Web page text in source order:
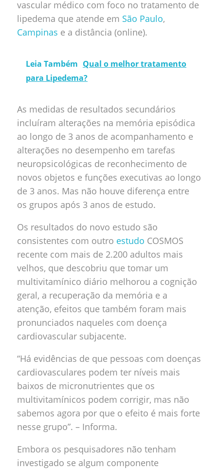
vascular médico com foco no tratamento de
lipedema que atende em São Paulo,
Campinas e a distância (online).
Leia Também Qual o melhor tratamento
para Lipedema?
As medidas de resultados secundários
incluíram alterações na memória episódica
ao longo de 3 anos de acompanhamento e
alterações no desempenho em tarefas
neuropsicológicas de reconhecimento de
novos objetos e funções executivas ao longo
de 3 anos. Mas não houve diferença entre
os grupos após 3 anos de estudo.
Os resultados do novo estudo são
consistentes com outro estudo COSMOS
recente com mais de 2.200 adultos mais
velhos, que descobriu que tomar um
multivitamínico diário melhorou a cognição
geral, a recuperação da memória e a
atenção, efeitos que também foram mais
pronunciados naqueles com doença
cardiovascular subjacente.
“Há evidências de que pessoas com doenças
cardiovasculares podem ter níveis mais
baixos de micronutrientes que os
multivitamínicos podem corrigir, mas não
sabemos agora por que o efeito é mais forte
nesse grupo”. – Informa.
Embora os pesquisadores não tenham
investigado se algum componente